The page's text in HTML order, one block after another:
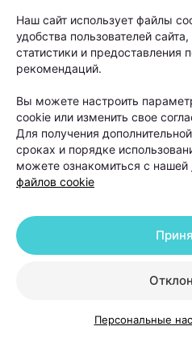
ферритина,
показателей, которые
«Не всем
процедуры. Иногда
решить с помощью
дефицитов,
заболеваний или
терапии. Поэтому
составляется
обследования», —
Наш сайт использует файлы
удобства пользователей
статистики и предоставления
рекомендаций.
Вы можете настроить
cookie или изменить свое
Для получения
сроках и порядке
можете ознакомиться с нашей
файлов cookie
Персональные